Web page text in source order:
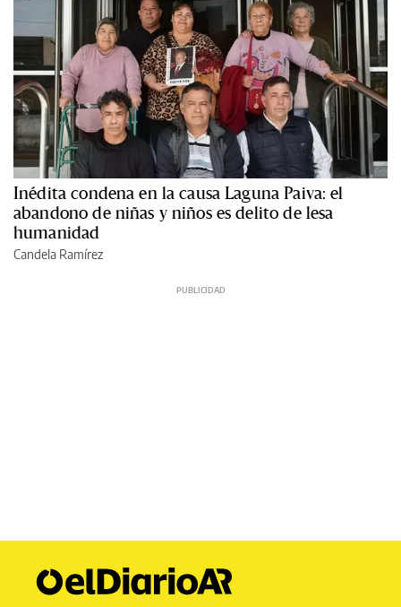
Inédita condena en la causa Laguna Paiva: el
abandono de niñas y niños es delito de lesa
humanidad
Candela Ramírez